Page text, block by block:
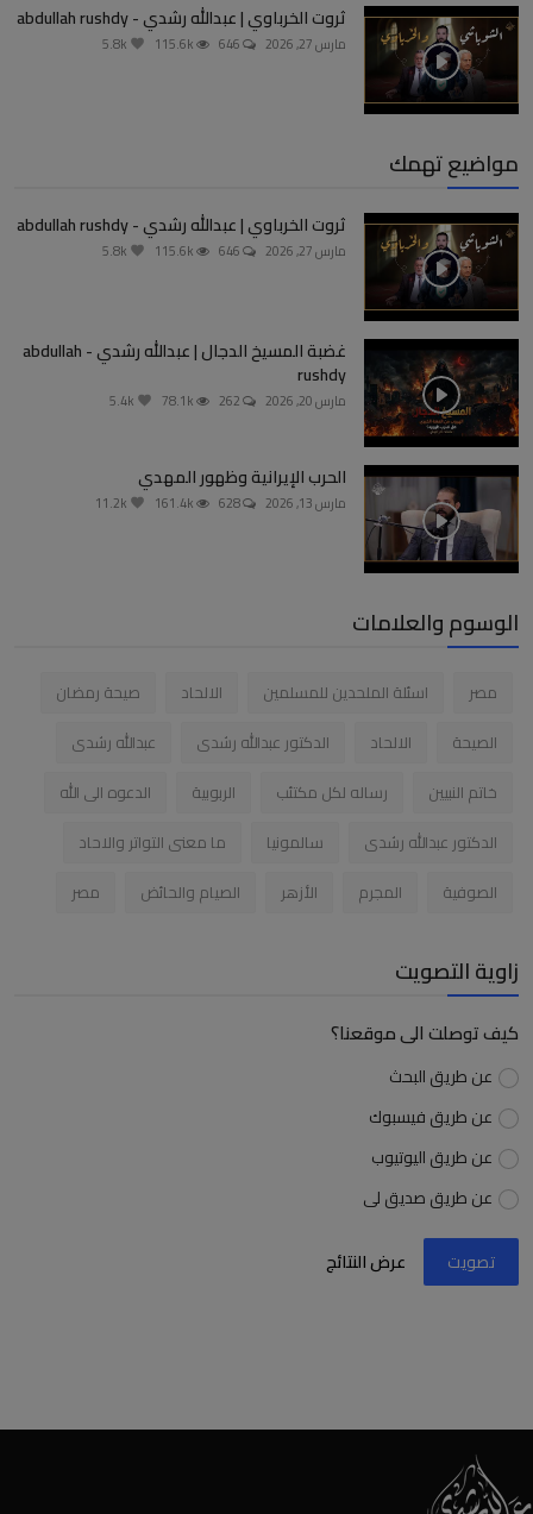
ثروت الخرباوي | عبدالله رشدي - abdullah rushdy
مارس 27, 2026
مواضيع تهمك
ثروت الخرباوي | عبدالله رشدي - abdullah rushdy
مارس 27, 2026
غضبة المسيخ الدجال | عبدالله رشدي - abdullah
rushdy
مارس 20, 2026
الحرب الإيرانية وظهور المهدي
مارس 13, 2026
الوسوم والعلامات
مصر اسئلة الملحدين للمسلمين الالحاد
صيحة رمضان
الصيحة
الالحاد الدكتور عبدالله رشدى
عبدالله رشدى
خاتم النبيين
رساله لكل مكتئب الربوبية
الدعوه الى الله
الدكتور عبدالله رشدى
سالمونيا
ما معنى التواتر والاحاد
الصوفية
المجرم الأزهر الصيام والحائض مصر
زاوية التصويت
كيف توصلت الى موقعنا؟
عن طريق البحث
عن طريق فيسبوك
عن طريق اليوتيوب
عن طريق صديق لى
تصويت عرض النتائج